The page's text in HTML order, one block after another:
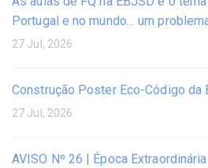
Portugal e no mundo… um
27 Jul, 2026
Construção Poster Eco-Código da
27 Jul, 2026
AVISO Nº 26 | Época